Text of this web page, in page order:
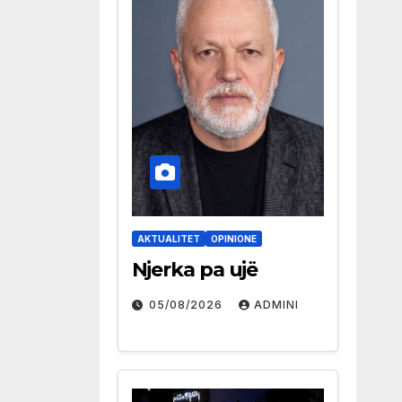
AKTUALITET OPINIONE
Njerka pa ujë
05/08/2026 ADMINI